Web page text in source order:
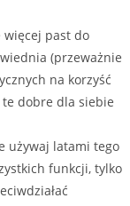
więcej past do
(przeważnie
na korzyść
dobre dla siebie
używaj latami tego
funkcji, tylko